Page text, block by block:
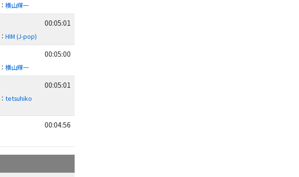
：横山輝一
00:05:01
：HIM (J-pop)
00:05:00
：横山輝一
00:05:01
：tetsuhiko
00:04:56